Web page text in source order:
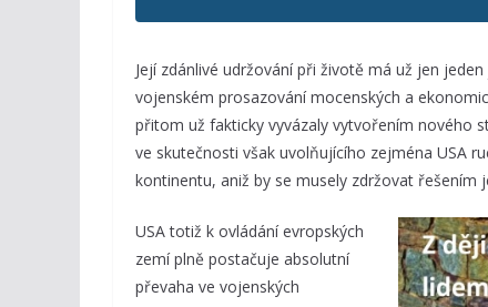
Její zdánlivé udržování při životě má už jen
vojenském prosazování mocenských a
přitom už fakticky vyvázaly vytvořením nového
ve skutečnosti však uvolňujícího zejména USA
kontinentu, aniž by se musely zdržovat řešením
USA totiž k ovládání evropských
zemí plně postačuje absolutní
převaha ve vojenských